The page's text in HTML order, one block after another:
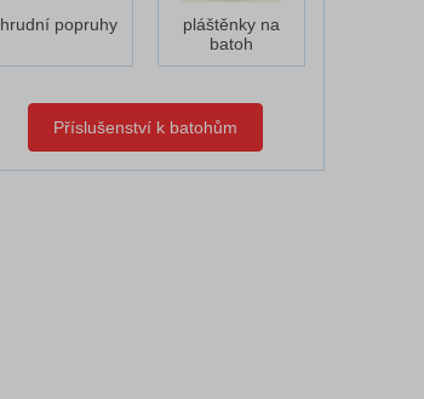
hrudní popruhy
pláštěnky na
batoh
Příslušenství k batohům